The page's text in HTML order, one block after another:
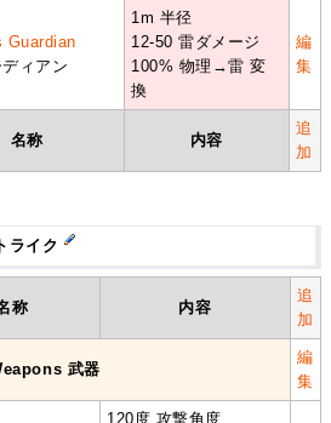
名称 内容
追
加
Guardian
ィアン
1m 半径
12-50 雷ダメージ
100% 物理→雷 変
換
編
集
ライク
称 内容
追
加
武器
編
集
120度 攻撃角度